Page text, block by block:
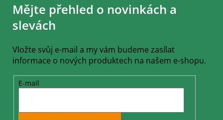
Mějte přehled o novinkách a
slevách
Vložte svůj e-mail a my vám budeme zasílat
informace o nových produktech na našem e-shopu.
E-mail